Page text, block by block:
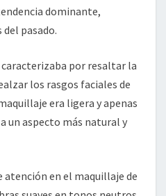
dominante,
del pasado.
caracterizaba por resaltar la
los rasgos faciales de
era ligera y apenas
un aspecto más natural y
atención en el maquillaje de